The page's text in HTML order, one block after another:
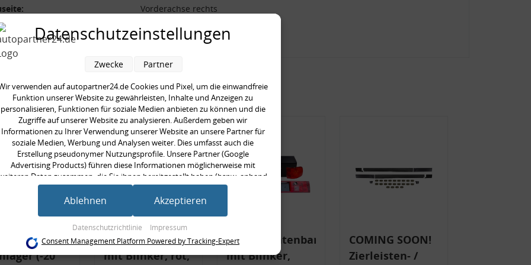
Vorderachse rechts
487 mm
kauften auch
(-20
Rückleuchtenband
mit Blinker, rot,
Rückleuchtenband
mit Blinker,
COMING SOON!
Zierleisten- /
Datenschutzeinstellungen
verwenden auf autopartner24.de Cookies und Pixel, um die einwandfreie
Funktion unserer Website zu gewährleisten, Inhalte und Anzeigen zu
personalisieren, Funktionen für soziale Medien anbieten zu können und die
Zugriffe auf unserer Website zu analysieren. Außerdem geben wir
Informationen zu Ihrer Verwendung unserer Website an unsere Partner für
soziale Medien, Werbung und Analysen weiter. Dies umfasst auch die
Erstellung pseudonymer Nutzungsprofile. Unsere Partner (Google
Advertising Products) führen diese Informationen möglicherweise mit
Daten zusammen, die Sie ihnen bereitgestellt haben (bspw. anhand
eines persönlichen Accounts) oder welche sie im Rahmen Ihrer Nutzung der
Dienste gesammelt haben (bspw. Nutzungsdaten anderer Geräte). Ihre
Einwilligung zur Nutzung von Cookies und Pixeln können Sie jederzeit
dort die entsprechenden Anpassungen vornehmen.
Zwecke der Datenverarbeitung durch unsere Partner:
Datenschutzrichtlinie Impressum
Zwecke Partner
Ablehnen Akzeptieren
Consent Management Platform Powered by Tracking-Expert